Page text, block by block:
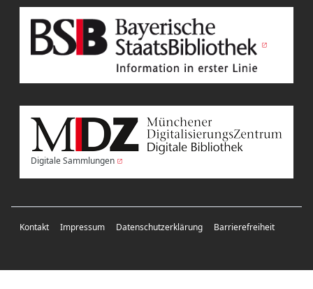
Digitale Sammlungen
Kontakt Impressum Datenschutzerklärung Barrierefreiheit